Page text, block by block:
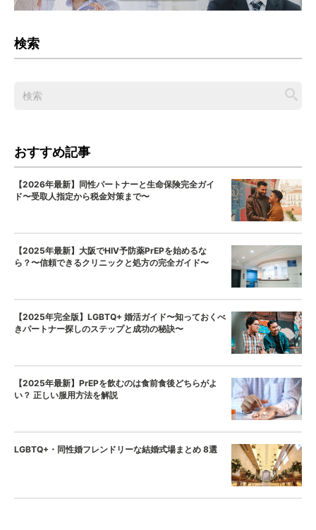
検索
おすすめ記事
【2026年最新】同性パートナーと生命保険完全ガイ
ド〜受取人指定から税金対策まで〜
【2025年最新】大阪でHIV予防薬PrEPを始めるな
ら？〜信頼できるクリニックと処方の完全ガイド〜
【2025年完全版】LGBTQ+ 婚活ガイド〜知っておくべ
きパートナー探しのステップと成功の秘訣〜
【2025年最新】PrEPを飲むのは食前食後どちらがよ
い？ 正しい服用方法を解説
LGBTQ+・同性婚フレンドリーな結婚式場まとめ 8選